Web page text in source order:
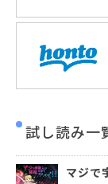
試し読み一
マジで